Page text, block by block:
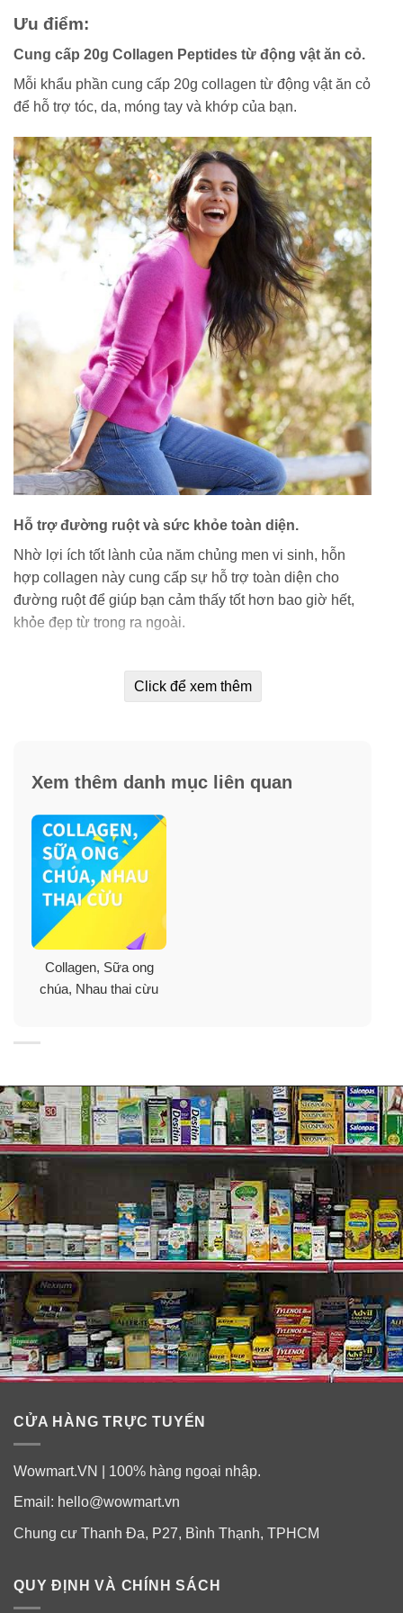
Ưu điểm:
Cung cấp 20g Collagen Peptides từ động vật ăn cỏ.
Mỗi khẩu phần cung cấp 20g collagen từ động vật ăn cỏ
để hỗ trợ tóc, da, móng tay và khớp của bạn.
Hỗ trợ đường ruột và sức khỏe toàn diện.
Nhờ lợi ích tốt lành của năm chủng men vi sinh, hỗn
hợp collagen này cung cấp sự hỗ trợ toàn diện cho
đường ruột để giúp bạn cảm thấy tốt hơn bao giờ hết,
khỏe đẹp từ trong ra ngoài.
Không có hương vị.
nước lọc và uống hay trộn nó với các món ăn (ví dụ như
salad, cơm, súp…), hoặc kết hợp nó các thức uống
dạng Shake, sinh tố…. Bạn cũng có thể pha với công
thức làm bánh và nướng chúng lên.
Bới vì bột Collagen Peptides Orgain này không có mùi
vị nên bạn rất dễ kết hợp với thức ăn hay nước uống
yêu thích của bạn như cà phê, bột yến mạch, sinh tố,
làm bánh nướng… Hãy thưởng thức bất kỳ cách nào
bạn thích nhé!
Click để xem thêm
Xem thêm danh mục liên quan
Collagen, Sữa ong
chúa, Nhau thai cừu
CỬA HÀNG TRỰC TUYẾN
Wowmart.VN | 100% hàng ngoại nhập.
Email: hello@wowmart.vn
Chung cư Thanh Đa, P27, Bình Thạnh, TPHCM
QUY ĐỊNH VÀ CHÍNH SÁCH